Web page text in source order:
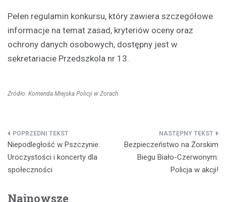
Pełen regulamin konkursu, który zawiera szczegółowe
informacje na temat zasad, kryteriów oceny oraz
ochrony danych osobowych, dostępny jest w
sekretariacie Przedszkola nr 13.
Źródło: Komenda Miejska Policji w Żorach
Nawigacja
wpisu
Niepodległość w Pszczynie:
Uroczystości i koncerty dla
społeczności
Bezpieczeństwo na Żorskim
Biegu Biało-Czerwonym:
Policja w akcji!
Najnowsze